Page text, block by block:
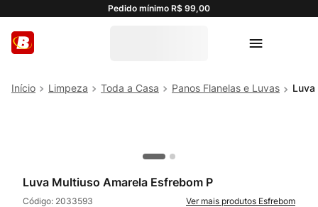
Pedido mínimo R$ 99,00
Limpeza Toda a Casa Panos Flanelas e Luvas Luva
Luva Multiuso Amarela Esfrebom P
Código: 2033593 Esfrebom